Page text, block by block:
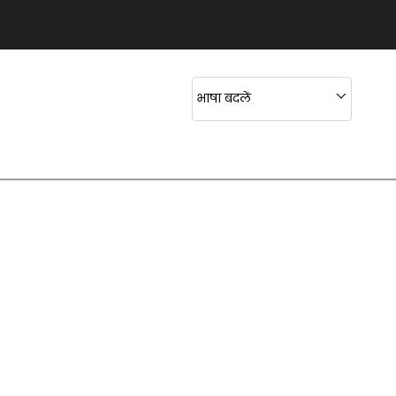
Statues
भाषा बदलें